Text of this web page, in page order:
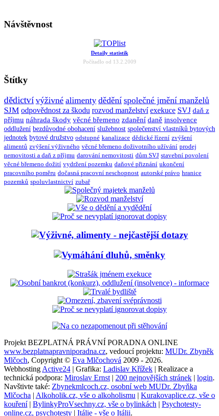
Návštěvnost
Detaily statistik
Počítadlo od 13.2.2009
Štítky
dědictví výživné alimenty dědění společné jmění manželů
SJM odpovědnost za škodu rozvod manželství exekuce SVJ daň z
příjmu náhrada škody věcné břemeno zdanění daně insolvence
oddlužení bezdůvodné obohacení služebnost společenství vlastníků bytových
jednotek bytové družstvo odstupné kanalizace dědické řízení zvýšení
alimentů zvýšení výživného věcné břemeno doživotního užívání prodej
nemovitosti a daň z příjmu darování nemovitosti dům SVJ stavební povolení
věcné břemeno dožití vydržení pozemku daňové přiznání ukončení
pracovního poměru dočasná pracovní neschopnost autorské právo hranice
pozemků spoluvlastnictví zubař
Projekt BEZPLATNÁ PRÁVNÍ PORADNA ONLINE
www.bezplatnapravniporadna.cz, vedoucí projektu: MUDr. Zbyněk
Mlčoch, Copyright © Eva Mlčochová 2009 - 2026.
Webhosting Active24 | Grafika: Ladislav Křížek | Realizace a
technická podpora: Miroslav Ernst | 200 nejnovějších stránek | login.
Navštivte také: Zbynekmlcoch.cz, osobní web MUDr. Zbyňka
Mlčocha | Alkoholik.cz, vše o alkoholismu | Kurakovaplice.cz, vše o
kouření| BylinkyProVsechny.cz, vše o bylinkách | Psychotesty-
online.cz, psychotesty | Itálie - vše o Itálii.